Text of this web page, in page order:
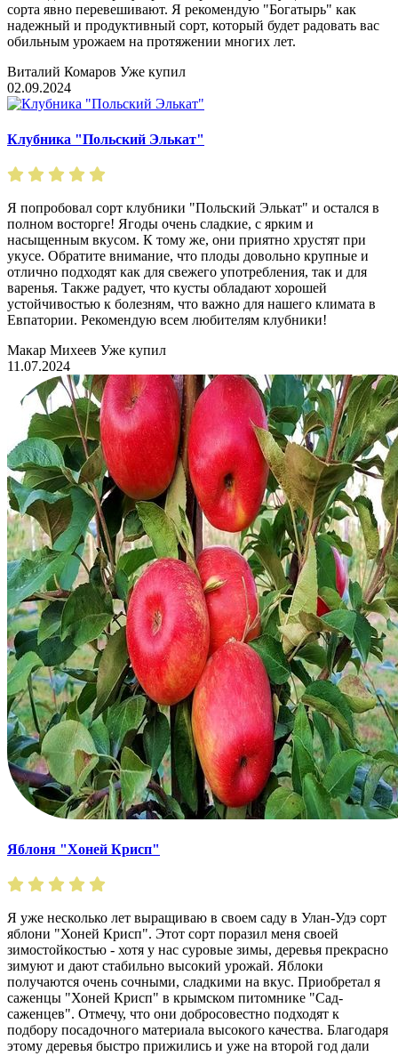
сорта явно перевешивают. Я рекомендую "Богатырь" как
надежный и продуктивный сорт, который будет радовать вас
обильным урожаем на протяжении многих лет.
Виталий Комаров Уже купил
02.09.2024
Клубника "Польский Элькат"
Я попробовал сорт клубники "Польский Элькат" и остался в
полном восторге! Ягоды очень сладкие, с ярким и
насыщенным вкусом. К тому же, они приятно хрустят при
укусе. Обратите внимание, что плоды довольно крупные и
отлично подходят как для свежего употребления, так и для
варенья. Также радует, что кусты обладают хорошей
устойчивостью к болезням, что важно для нашего климата в
Евпатории. Рекомендую всем любителям клубники!
Макар Михеев Уже купил
11.07.2024
Яблоня "Хоней Крисп"
Я уже несколько лет выращиваю в своем саду в Улан-Удэ сорт
яблони "Хоней Крисп". Этот сорт поразил меня своей
зимостойкостью - хотя у нас суровые зимы, деревья прекрасно
зимуют и дают стабильно высокий урожай. Яблоки
получаются очень сочными, сладкими на вкус. Приобретал я
саженцы "Хоней Крисп" в крымском питомнике "Сад-
саженцев". Отмечу, что они добросовестно подходят к
подбору посадочного материала высокого качества. Благодаря
этому деревья быстро прижились и уже на второй год дали